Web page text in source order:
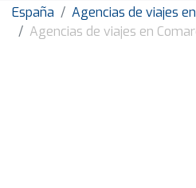
España
Agencias de viajes
Agencias de viajes en